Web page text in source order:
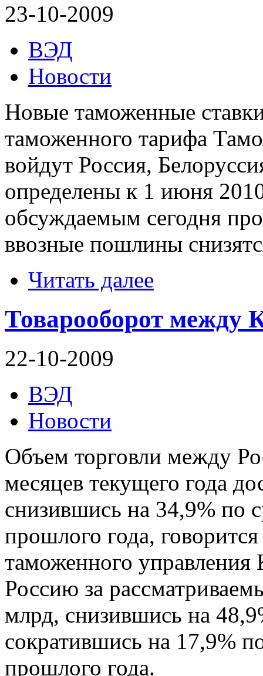
23-10-2009
ВЭД
Новости
Новые таможенные
таможенного тарифа
войдут Россия,
определены к 1 июня
обсуждаемым сегодня
ввозные пошлины
Читать далее
Товарооборот между
22-10-2009
ВЭД
Новости
Объем торговли между
месяцев текущего года
снизившись на 34,9% по
прошлого года,
таможенного
Россию за
млрд, снизившись на
сократившись на 17,9%
прошлого года.